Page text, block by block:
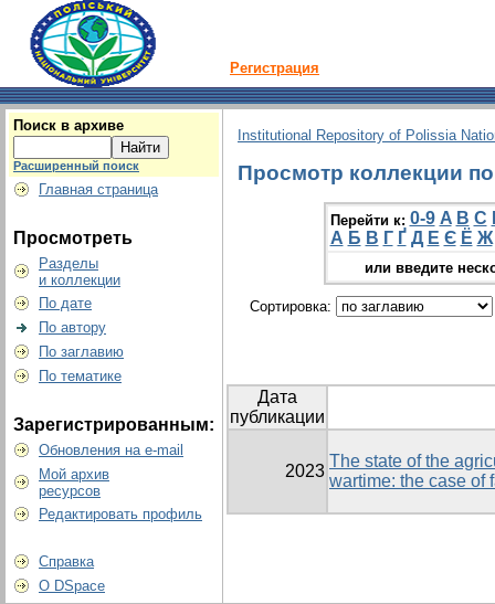
Регистрация
Поиск в архиве
Расширенный поиск
Главная страница
Просмотреть
Разделы
и коллекции
По дате
По автору
По заглавию
По тематике
Зарегистрированным:
Обновления на e-mail
Мой архив
ресурсов
Редактировать профиль
Справка
О DSpace
Institutional Repository of Polissia
Просмотр коллекции
Перейти к: 0-9 A B C
А Б В Г Ґ Д Е Є Ё Ж
или введите
Сортировка:
Дата
публикации
2023
The state of the
wartime: the case of